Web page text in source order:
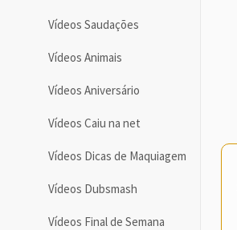
Vídeos Saudações
Vídeos Animais
Vídeos Aniversário
Vídeos Caiu na net
Vídeos Dicas de Maquiagem
Vídeos Dubsmash
Vídeos Final de Semana